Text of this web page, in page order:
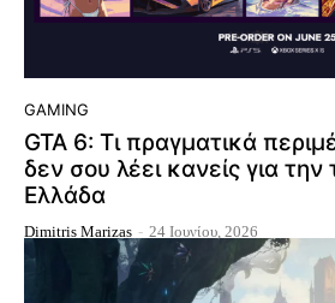
GAMING
GTA 6: Τι πραγματικά
δεν σου λέει κανείς για την
Ελλάδα
Dimitris Marizas - 24 Ιουνίου, 2026